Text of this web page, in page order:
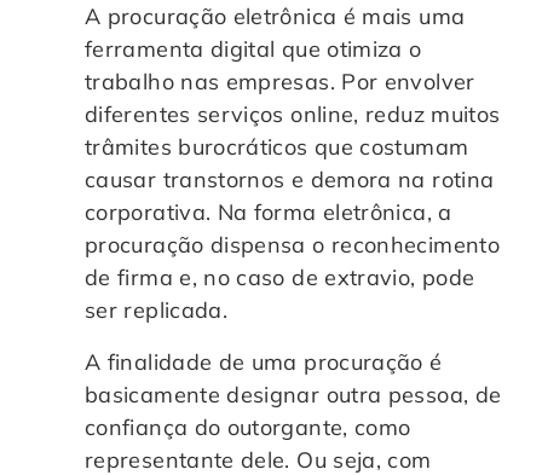
Adequação à LGPD
Assinatura Digital
Auditoria de Processos
Transformação Digital
Gestão do Departamento Pessoal
Controle e Organização de Documentos Físicos
Guarda de Documentos
Departamento Financeiro
Cooperativas
Trabalhe Conosco
A procuração eletrônica é mais uma
ferramenta digital que otimiza o
trabalho nas empresas. Por envolver
diferentes serviços online, reduz muitos
trâmites burocráticos que costumam
causar transtornos e demora na rotina
corporativa. Na forma eletrônica, a
procuração dispensa o reconhecimento
de firma e, no caso de extravio, pode
ser replicada.
A finalidade de uma procuração é
basicamente designar outra pessoa, de
confiança do outorgante, como
representante dele. Ou seja, com